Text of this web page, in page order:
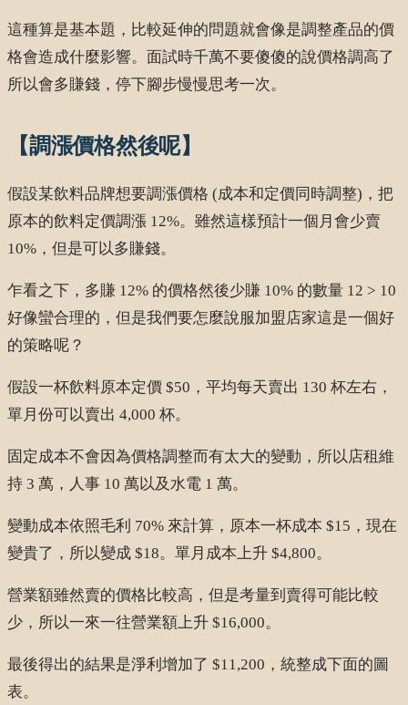
這種算是基本題，比較延伸的問題就會像是調整產品的價
格會造成什麼影響。面試時千萬不要傻傻的說價格調高了
所以會多賺錢，停下腳步慢慢思考一次。
【調漲價格然後呢】
假設某飲料品牌想要調漲價格 (成本和定價同時調整)，把
原本的飲料定價調漲 12%。雖然這樣預計一個月會少賣
10%，但是可以多賺錢。
乍看之下，多賺 12% 的價格然後少賺 10% 的數量 12 > 10
好像蠻合理的，但是我們要怎麼說服加盟店家這是一個好
的策略呢？
假設一杯飲料原本定價 $50，平均每天賣出 130 杯左右，
單月份可以賣出 4,000 杯。
固定成本不會因為價格調整而有太大的變動，所以店租維
持 3 萬，人事 10 萬以及水電 1 萬。
變動成本依照毛利 70% 來計算，原本一杯成本 $15，現在
變貴了，所以變成 $18。單月成本上升 $4,800。
營業額雖然賣的價格比較高，但是考量到賣得可能比較
少，所以一來一往營業額上升 $16,000。
最後得出的結果是淨利增加了 $11,200，統整成下面的圖
表。